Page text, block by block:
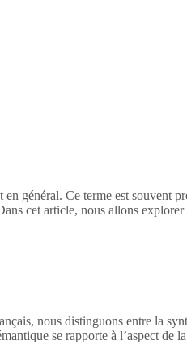
en général. Ce terme est souvent
cet article, nous allons
nous distinguons entre la
se rapporte à l’aspect de